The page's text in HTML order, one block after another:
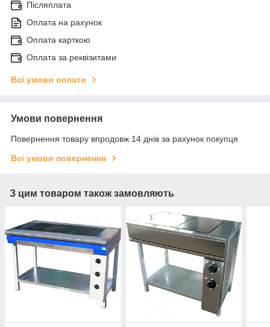
Післяплата
Оплата на рахунок
Оплата карткою
Оплата за реквізитами
Всі умови оплати
Умови повернення
Повернення товару впродовж 14 днів за рахунок покупця
Всі умови повернення
З цим товаром також замовляють